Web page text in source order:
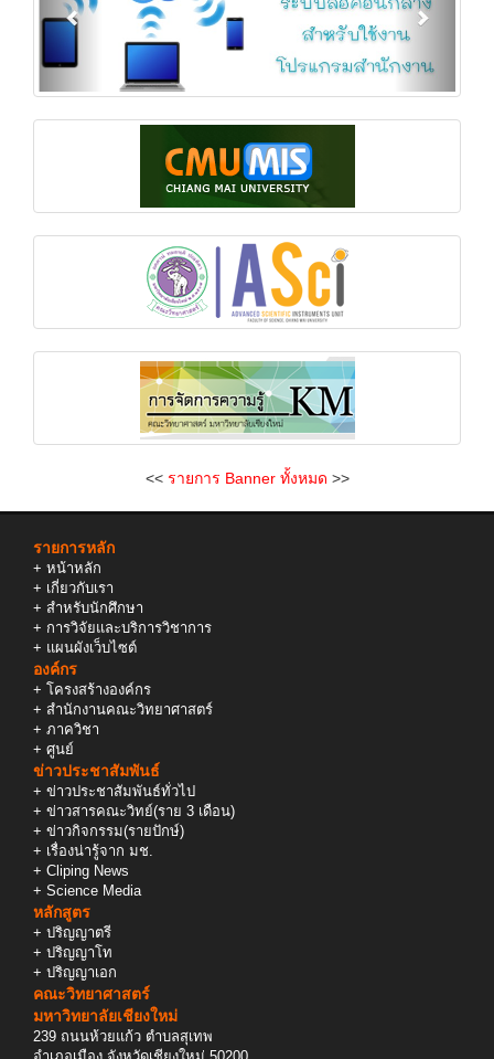
<< รายการ Banner ทั้งหมด >>
รายการหลัก
+ หน้าหลัก
+ เกี่ยวกับเรา
+ สำหรับนักศึกษา
+ การวิจัยและบริการวิชาการ
+ แผนผังเว็บไซต์
องค์กร
+ โครงสร้างองค์กร
+ สำนักงานคณะวิทยาศาสตร์
+ ภาควิชา
+ ศูนย์
ข่าวประชาสัมพันธ์
+ ข่าวประชาสัมพันธ์ทั่วไป
+ ข่าวสารคณะวิทย์(ราย 3 เดือน)
+ ข่าวกิจกรรม(รายปักษ์)
+ เรื่องน่ารู้จาก มช.
+ Cliping News
+ Science Media
หลักสูตร
+ ปริญญาตรี
+ ปริญญาโท
+ ปริญญาเอก
คณะวิทยาศาสตร์
มหาวิทยาลัยเชียงใหม่
239 ถนนห้วยแก้ว ตำบลสุเทพ